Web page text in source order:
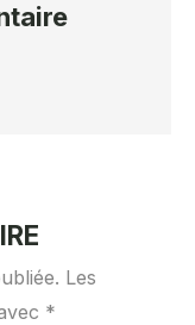
Les
*